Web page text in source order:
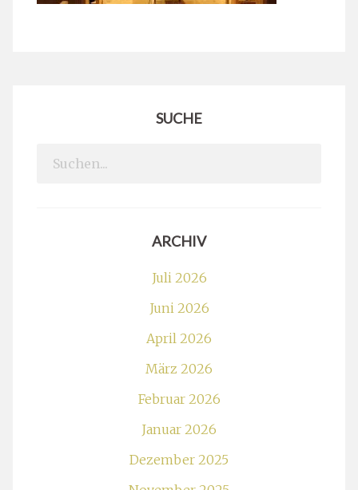
SUCHE
Search
ARCHIV
Juli 2026
Juni 2026
April 2026
März 2026
Februar 2026
Januar 2026
Dezember 2025